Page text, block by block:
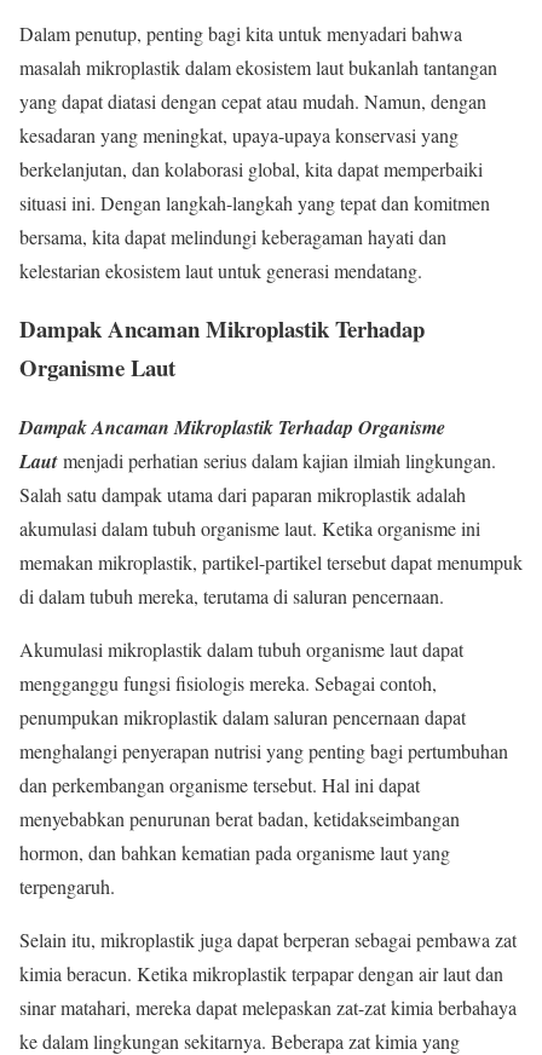
Dalam penutup, penting bagi kita untuk menyadari bahwa
masalah mikroplastik dalam ekosistem laut bukanlah tantangan
yang dapat diatasi dengan cepat atau mudah. Namun, dengan
kesadaran yang meningkat, upaya-upaya konservasi yang
berkelanjutan, dan kolaborasi global, kita dapat memperbaiki
situasi ini. Dengan langkah-langkah yang tepat dan komitmen
bersama, kita dapat melindungi keberagaman hayati dan
kelestarian ekosistem laut untuk generasi mendatang.
DampakAncaman MikroplastikTerhadap
Organisme Laut
Dampak Ancaman Mikroplastik Terhadap Organisme
Lautmenjadi perhatian serius dalam kajian ilmiah lingkungan.
Salah satu dampak utama dari paparan mikroplastik adalah
akumulasi dalam tubuh organisme laut. Ketika organisme ini
memakan mikroplastik, partikel-partikel tersebut dapat menumpuk
di dalam tubuh mereka, terutama di saluran pencernaan.
Akumulasi mikroplastik dalam tubuh organisme laut dapat
mengganggu fungsi fisiologis mereka. Sebagai contoh,
penumpukan mikroplastik dalam saluran pencernaan dapat
menghalangi penyerapan nutrisi yang penting bagi pertumbuhan
dan perkembangan organisme tersebut. Hal ini dapat
menyebabkan penurunan berat badan, ketidakseimbangan
hormon, dan bahkan kematian pada organisme laut yang
terpengaruh.
Selain itu, mikroplastik juga dapat berperan sebagai pembawa zat
kimia beracun. Ketika mikroplastik terpapar dengan air laut dan
sinar matahari, mereka dapat melepaskan zat-zat kimia berbahaya
ke dalam lingkungan sekitarnya. Beberapa zat kimia yang